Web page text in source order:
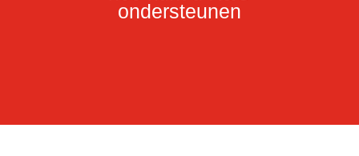
ondersteunen